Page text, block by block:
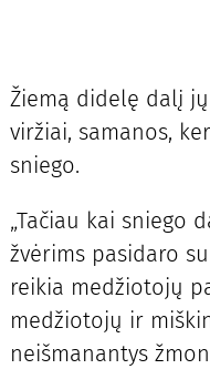
Žiemą didelę dalį
viržiai, samanos,
sniego.
„Tačiau kai sniego
žvėrims pasidaro
reikia medžiotojų
medžiotojų ir
neišmanantys